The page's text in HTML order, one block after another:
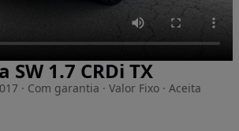
SW 1.7 CRDi TX
· Com garantia · Valor Fixo · Aceita